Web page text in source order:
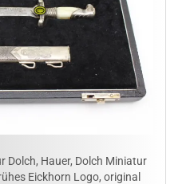
Dolch, Hauer, Dolch Miniatur
Eickhorn Logo, original